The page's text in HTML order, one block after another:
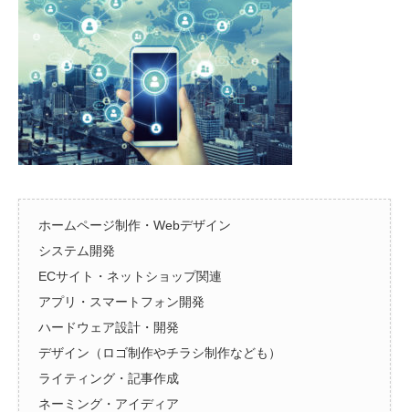
ホームページ制作・Webデザイン
システム開発
ECサイト・ネットショップ関連
アプリ・スマートフォン開発
ハードウェア設計・開発
デザイン（ロゴ制作やチラシ制作なども）
ライティング・記事作成
ネーミング・アイディア